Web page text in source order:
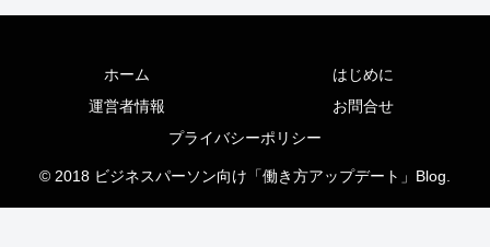
ホーム
はじめに
運営者情報
お問合せ
プライバシーポリシー
© 2018 ビジネスパーソン向け「働き方アップデート」Blog.